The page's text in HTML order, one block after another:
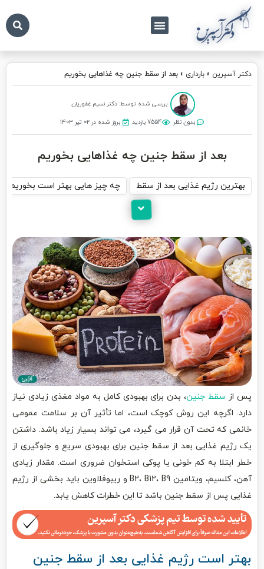
دکتر آسپرین » بارداری » بعد از سقط جنین چه غذاهایی بخوریم
بررسی شده توسط: دکتر نسیم غفوریان
بدون نظر 7554 بازدید بروز شده در ۰۲ تیر ۱۴۰۳
بعد از سقط جنین چه غذاهایی بخوریم
بهترین رژیم غذایی بعد از سقط چه چیز هایی بهتر است بخوریم
پس از سقط جنین، بدن برای بهبودی کامل به مواد مغذی زیادی نیاز
دارد. اگرچه این روش کوچک است، اما تأثیر آن بر سلامت عمومی
خانمی که تحت آن قرار می گیرد، می تواند بسیار زیاد باشد. داشتن
یک رژیم غذایی بعد از سقط جنین برای بهبودی سریع و جلوگیری از
خطر ابتلا به کم خونی یا پوکی استخوان ضروری است. مقدار زیادی
آهن، کلسیم، ویتامین B2، B12، B9 و ریبوفلاوین باید بخشی از رژیم
غذایی پس از سقط جنین باشد تا این خطرات کاهش یابد.
بهتر است رژیم غذایی بعد از سقط جنین